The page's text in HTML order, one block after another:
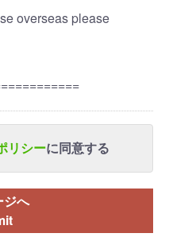
overseas please
リシーに同意する
ジへ